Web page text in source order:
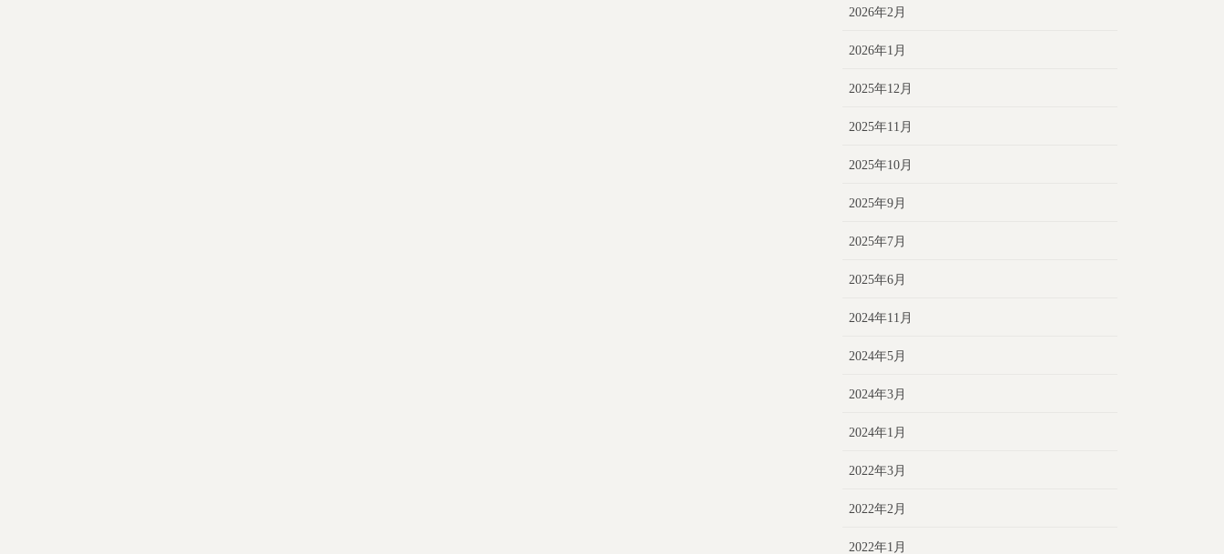
2026年2月
2026年1月
2025年12月
2025年11月
2025年10月
2025年9月
2025年7月
2025年6月
2024年11月
2024年5月
2024年3月
2024年1月
2022年3月
2022年2月
2022年1月